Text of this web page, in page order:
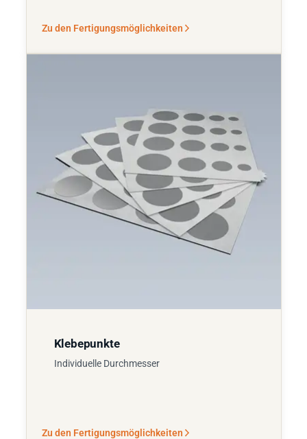
Zu den Fertigungsmöglichkeiten
Klebepunkte
Individuelle Durchmesser
Zu den Fertigungsmöglichkeiten